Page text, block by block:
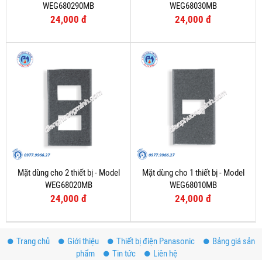
WEG680290MB
24,000 đ
WEG68030MB
24,000 đ
Mặt dùng cho 2 thiết bị - Model
WEG68020MB
24,000 đ
Mặt dùng cho 1 thiết bị - Model
WEG68010MB
24,000 đ
Trang chủ Giới thiệu Thiết bị điện Panasonic
Bảng giá sản
phẩm
Tin tức Liên hệ